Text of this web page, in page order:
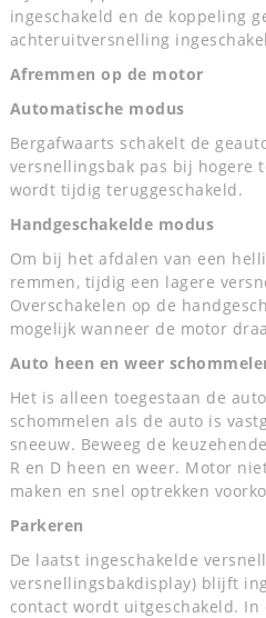
ingeschakeld en de koppeling
achteruitversnelling
Afremmen op de motor
Automatische modus
Bergafwaarts schakelt de
versnellingsbak pas bij hogere
wordt tijdig teruggeschakeld.
Handgeschakelde modus
Om bij het afdalen van een
remmen, tijdig een lagere
Overschakelen op de
mogelijk wanneer de motor
Auto heen en weer
Het is alleen toegestaan de
schommelen als de auto is
sneeuw. Beweeg de
R en D heen en weer. Motor
maken en snel optrekken
Parkeren
De laatst ingeschakelde
versnellingsbakdisplay) blijft
contact wordt uitgeschakeld. In